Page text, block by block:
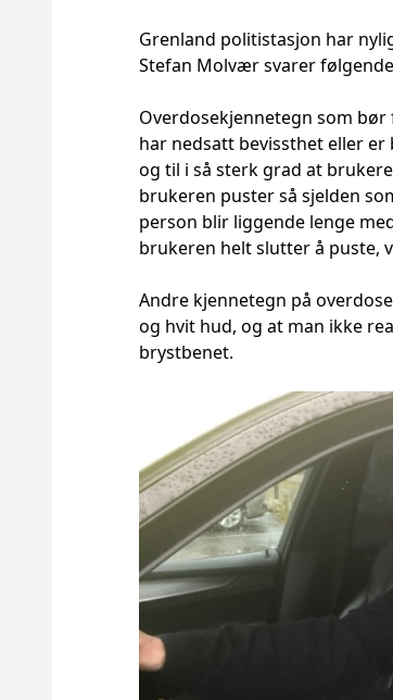
Grenland politistasjon har
Stefan Molvær svarer
Overdosekjennetegn som
har nedsatt bevissthet eller
og til i så sterk grad at
brukeren puster så sjelden
person blir liggende lenge
brukeren helt slutter å puste,
Andre kjennetegn på
og hvit hud, og at man ikke
brystbenet.